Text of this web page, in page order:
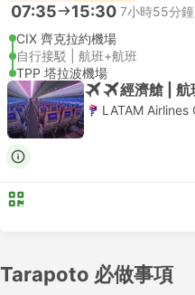
07:35 15:30 7小時55分鐘
CIX 齊克拉約機場
自行接駁 | 航班+航班
TPP 塔拉波機場
經濟艙 |
LATAM Airlines
Tarapoto 必做事項